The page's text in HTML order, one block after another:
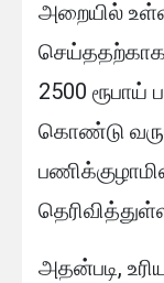
அறையில்
2500
கொண்டு
அதன்படி,